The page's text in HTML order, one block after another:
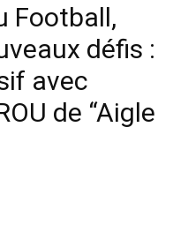
Football,
défis :
avec
de “Aigle